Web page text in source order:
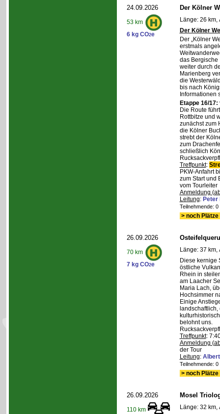
24.09.2026
53 km
6 kg CO2e
Der Kölner
Länge: 26 km,
Der Kölner
Der „Kölner
erstmals
das Bergische
weiter durch
Marienberg
die
bis nach
Informationen
Etappe 16/
Die Route
Rottbitze und
zunächst zum
die Kölner
strebt der
zum
schließlich
Treffpunkt:
PKW-Anfahrt
zum Start und
vom Tourleiter
Anmeldung
Leitung: Peter
Teilnehmende:
> noch
26.09.2026
70 km
7 kg CO2e
Länge: 37 km,
Diese kernige
östliche
Rhein in
am Laacher
Maria Lach,
Hochsimmer
Einige
belohnt uns.
Treffpunkt:
Anmeldung
der Tour
Leitung:
Teilnehmende:
> noch
26.09.2026
110 km
Mosel
Länge: 32 km,